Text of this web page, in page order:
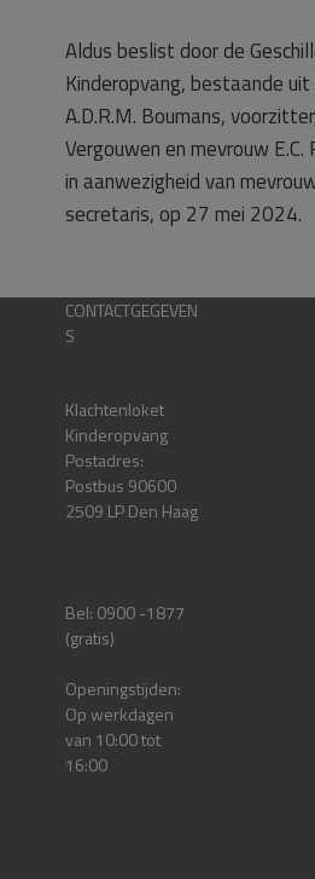
Aldus beslist door de
Kinderopvang, bestaande uit
A.D.R.M. Boumans,
Vergouwen en mevrouw E.C.
in aanwezigheid van
secretaris, op 27 mei 2024.
CONTACTGEGEVEN
S
Klachtenloket
Kinderopvang
Postadres:
Postbus 90600
2509 LP Den Haag
Bel: 0900 -1877
(gratis)
Openingstijden:
Op werkdagen
van 10:00 tot
16:00